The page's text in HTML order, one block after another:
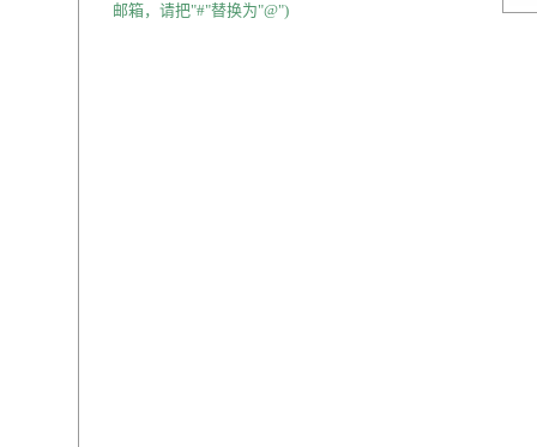
邮箱，请把"#"替换为"@")